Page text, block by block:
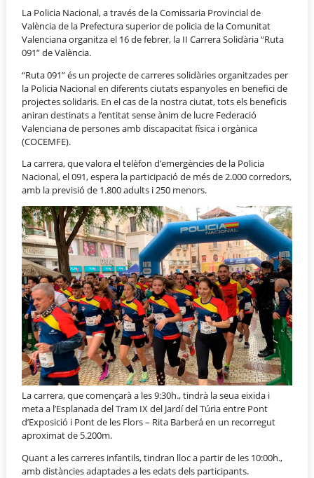
La Policia Nacional, a través de la Comissaria Provincial de
València de la Prefectura superior de policia de la Comunitat
Valenciana organitza el 16 de febrer, la II Carrera Solidària “Ruta
091” de València.
“Ruta 091” és un projecte de carreres solidàries organitzades per
la Policia Nacional en diferents ciutats espanyoles en benefici de
projectes solidaris. En el cas de la nostra ciutat, tots els beneficis
aniran destinats a l’entitat sense ànim de lucre Federació
Valenciana de persones amb discapacitat física i orgànica
(COCEMFE).
La carrera, que valora el telèfon d’emergències de la Policia
Nacional, el 091, espera la participació de més de 2.000 corredors,
amb la previsió de 1.800 adults i 250 menors.
La carrera, que començarà a les 9:30h., tindrà la seua eixida i
meta a l’Esplanada del Tram IX del Jardí del Túria entre Pont
d’Exposició i Pont de les Flors – Rita Barberá en un recorregut
aproximat de 5.200m.
Quant a les carreres infantils, tindran lloc a partir de les 10:00h.,
amb distàncies adaptades a les edats dels participants.